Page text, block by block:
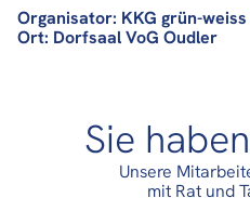
Organisator: KKG grün-
Ort: Dorfsaal VoG Oudler
Sie haben
Unsere
mit Rat und